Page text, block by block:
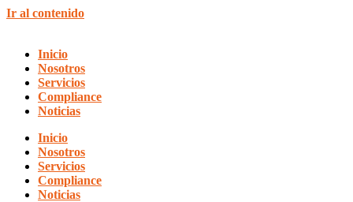
Ir al contenido
Inicio
Nosotros
Servicios
Compliance
Noticias
Inicio
Nosotros
Servicios
Compliance
Noticias